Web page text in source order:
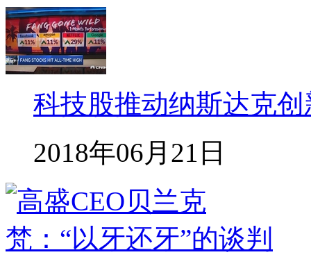
科技股推动纳斯达克
2018年06月21日